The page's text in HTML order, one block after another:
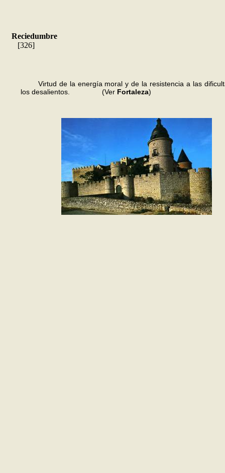
Reciedumbre
[326]
Virtud de la energía moral y de la resistencia a las
los desalientos. (Ver Fortaleza)